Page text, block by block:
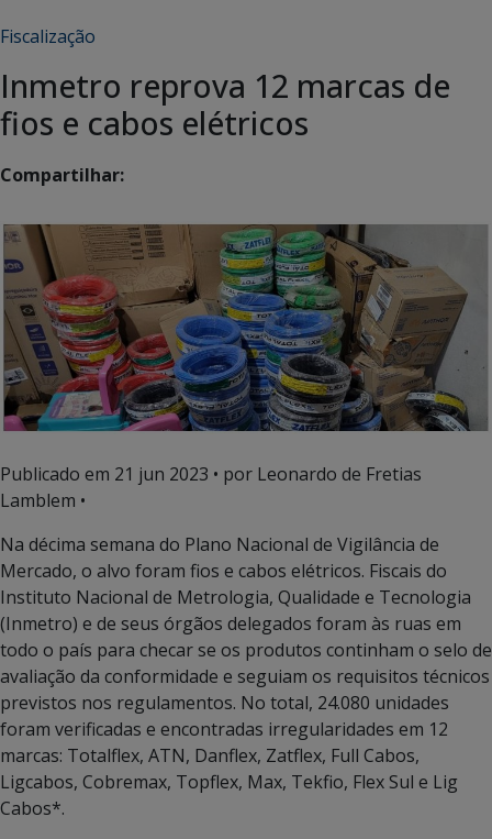
Fiscalização
Inmetro reprova 12 marcas de
fios e cabos elétricos
Compartilhar:
Publicado em 21 jun 2023 • por Leonardo de Fretias
Lamblem •
Na décima semana do Plano Nacional de Vigilância de
Mercado, o alvo foram fios e cabos elétricos. Fiscais do
Instituto Nacional de Metrologia, Qualidade e Tecnologia
(Inmetro) e de seus órgãos delegados foram às ruas em
todo o país para checar se os produtos continham o selo de
avaliação da conformidade e seguiam os requisitos técnicos
previstos nos regulamentos. No total, 24.080 unidades
foram verificadas e encontradas irregularidades em 12
marcas: Totalflex, ATN, Danflex, Zatflex, Full Cabos,
Ligcabos, Cobremax, Topflex, Max, Tekfio, Flex Sul e Lig
Cabos*.